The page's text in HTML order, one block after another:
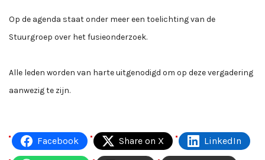
Op de agenda staat onder meer een toelichting van de
Stuurgroep over het fusieonderzoek.
Alle leden worden van harte uitgenodigd om op deze vergadering
aanwezig te zijn.
Facebook Share on X LinkedIn